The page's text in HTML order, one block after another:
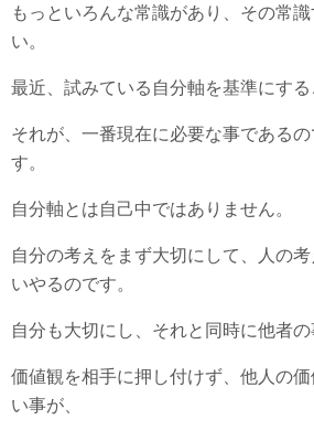
もっといろんな常識があり、その常
い。
最近、試みている自分軸を基準にする
それが、一番現在に必要な事である
す。
自分軸とは自己中ではありません。
自分の考えをまず大切にして、人の
いやるのです。
自分も大切にし、それと同時に他者の
価値観を相手に押し付けず、他人の
い事が、